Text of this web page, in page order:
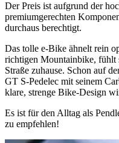
Der Preis ist aufgrund der
premiumgerechten
durchaus berechtigt.
Das tolle e-Bike ähnelt rein
richtigen Mountainbike, fühlt
Straße zuhause. Schon auf
GT S-Pedelec mit seinem
klare, strenge Bike-Design
Es ist für den Alltag als
zu empfehlen!